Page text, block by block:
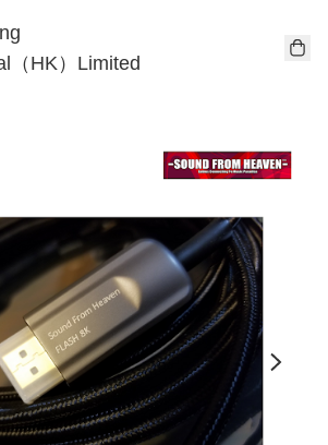
（HK）Limited